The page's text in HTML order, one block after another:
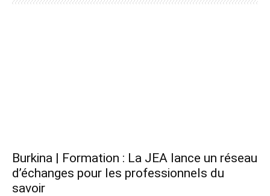
Burkina | Formation : La JEA lance un réseau
d’échanges pour les professionnels du
savoir